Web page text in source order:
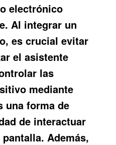
electrónico
Al integrar un
es crucial evitar
el asistente
las
mediante
una forma de
de interactuar
Además,